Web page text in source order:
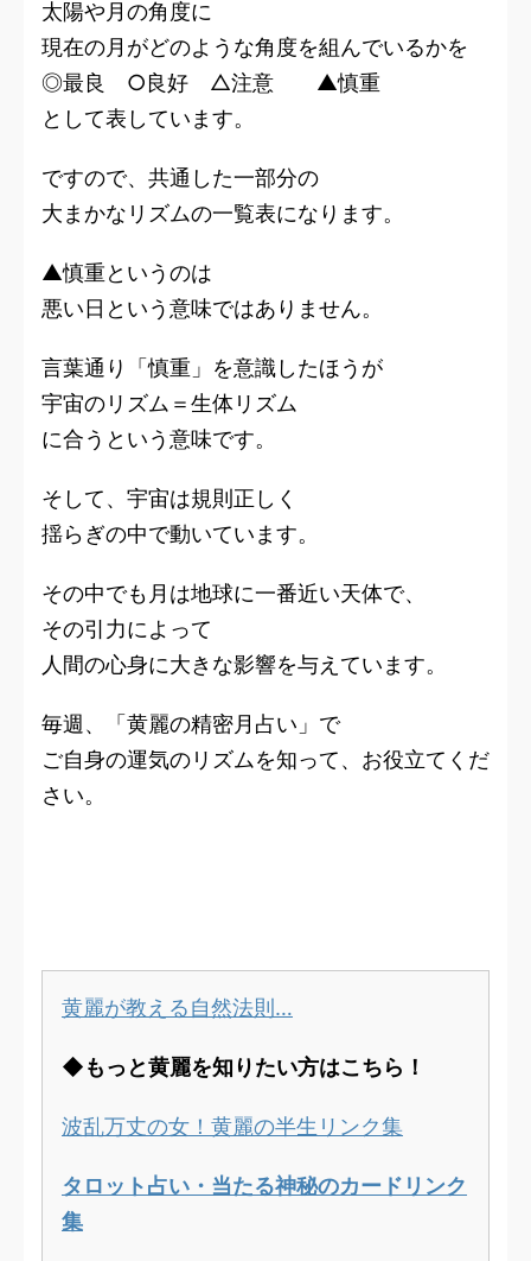
太陽や月の角度に
現在の月がどのような角度を組んでいるかを
◎最良 ○良好 △注意 ▲慎重
として表しています。
ですので、共通した一部分の
大まかなリズムの一覧表になります。
▲慎重というのは
悪い日という意味ではありません。
言葉通り「慎重」を意識したほうが
宇宙のリズム＝生体リズム
に合うという意味です。
そして、宇宙は規則正しく
揺らぎの中で動いています。
その中でも月は地球に一番近い天体で、
その引力によって
人間の心身に大きな影響を与えています。
毎週、「黄麗の精密月占い」で
ご自身の運気のリズムを知って、お役立てくだ
さい。
黄麗が教える自然法則…
◆もっと黄麗を知りたい方はこちら！
波乱万丈の女！黄麗の半生リンク集
タロット占い・当たる神秘のカードリンク
集